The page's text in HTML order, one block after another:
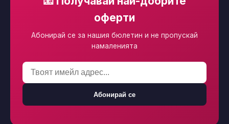
оферти
Абонирай се за нашия бюлетин и не пропускай
намаленията
Абонирай се